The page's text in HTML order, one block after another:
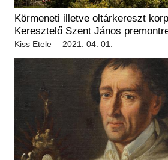
Körmeneti illetve oltárkereszt
Keresztelő Szent János
Kiss Etele— 2021. 04. 01.